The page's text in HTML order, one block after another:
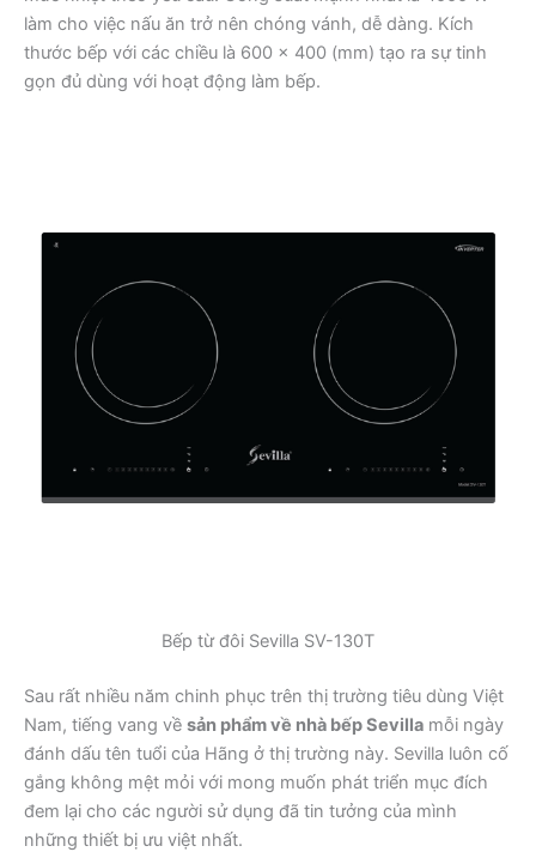
làm cho việc nấu ăn trở nên chóng vánh, dễ dàng. Kích
thước bếp với các chiều là 600 x 400 (mm) tạo ra sự tinh
gọn đủ dùng với hoạt động làm bếp.
Bếp từ đôi Sevilla SV-130T
Sau rất nhiều năm chinh phục trên thị trường tiêu dùng Việt
Nam, tiếng vang về sản phẩm về nhà bếp Sevilla mỗi ngày
đánh dấu tên tuổi của Hãng ở thị trường này. Sevilla luôn cố
gắng không mệt mỏi với mong muốn phát triển mục đích
đem lại cho các người sử dụng đã tin tưởng của mình
những thiết bị ưu việt nhất.